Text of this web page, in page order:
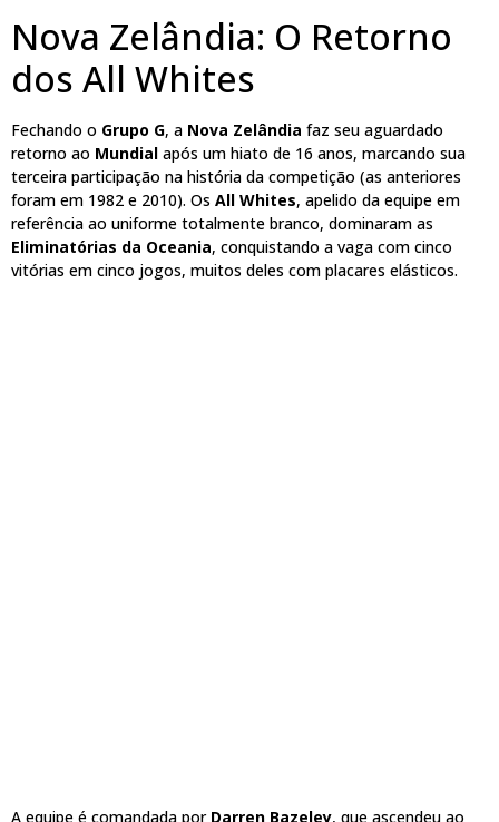
Nova Zelândia: O Retorno
dos All Whites
Fechando o Grupo G, a Nova Zelândia faz seu aguardado
retorno ao Mundial após um hiato de 16 anos, marcando sua
terceira participação na história da competição (as anteriores
foram em 1982 e 2010). Os All Whites, apelido da equipe em
referência ao uniforme totalmente branco, dominaram as
Eliminatórias da Oceania, conquistando a vaga com cinco
vitórias em cinco jogos, muitos deles com placares elásticos.
A equipe é comandada por Darren Bazeley, que ascendeu ao